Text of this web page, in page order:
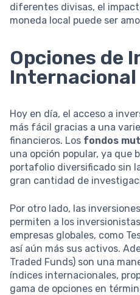
diferentes divisas, el
moneda local puede ser
Opciones de
Internacional
Hoy en día, el acceso a
más fácil gracias a una
financieros. Los fondos
una opción popular, ya que
portafolio diversificado sin
gran cantidad de
Por otro lado, las
permiten a los
empresas globales, como
así aún más sus activos.
Traded Funds) son una
índices internacionales,
gama de opciones en